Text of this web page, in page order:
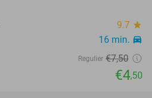
9.7 star
16 min. directions_car
Regulier €7,50
€4,50